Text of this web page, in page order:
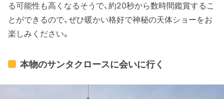
る可能性も高くなるそうで、約20秒から数時間鑑賞するこ
とができるので、ぜひ暖かい格好で神秘の天体ショーをお
楽しみください。
本物のサンタクロースに会いに行く